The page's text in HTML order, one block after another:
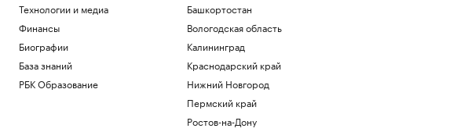
Технологии и медиа
Финансы
Биографии
База знаний
РБК Образование
Башкортостан
Вологодская область
Калининград
Краснодарский край
Нижний Новгород
Пермский край
Ростов-на-Дону